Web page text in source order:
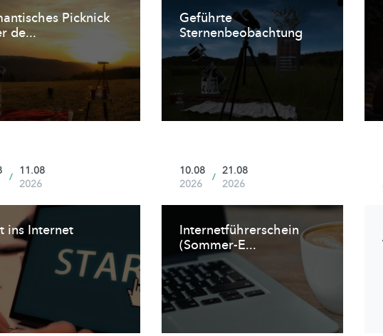
Picknick
de...
Geführte
Sternenbeobachtung
/
11.08
2026
ins Internet
10.08
2026
/
21.08
2026
Internetführerschein
(Sommer-E...